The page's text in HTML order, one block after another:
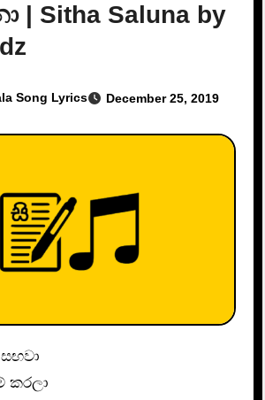
| Sitha Saluna by
Song Lyrics December 25, 2019
සඟවා
කරලා